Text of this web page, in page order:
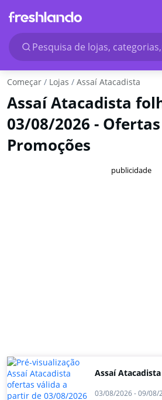
Pesquisa de lojas,
Começar Lojas Assaí Atacadista
Assaí Atacadista
03/08/2026 -
Promoções
publicidade
Assaí
03/08/2026 - 09/08/